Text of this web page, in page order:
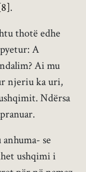
.
thotë edhe
A
Ai mu
njeriu ka uri,
Ndërsa
se
ushqimi i